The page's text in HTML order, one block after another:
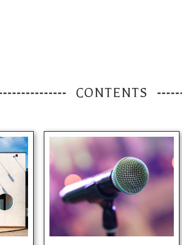
CONTENTS